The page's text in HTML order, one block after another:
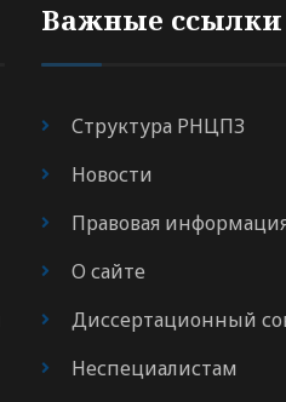
Важные ссылки
Структура РНЦПЗ
Новости
Правовая
О сайте
Диссертационный
Неспециалистам